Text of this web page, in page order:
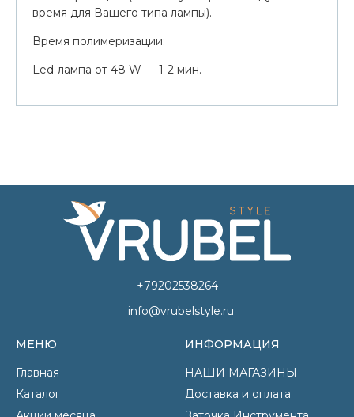
время для Вашего типа лампы).
Время полимеризации:
Led-лампа от 48 W — 1-2 мин.
+79202538264
info@vrubelstyle.ru
МЕНЮ
Главная
Каталог
ИНФОРМАЦИЯ
НАШИ МАГАЗИНЫ
Доставка и оплата